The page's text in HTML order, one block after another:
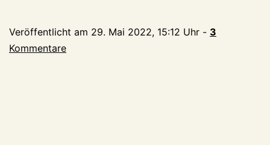
Veröffentlicht am 29. Mai 2022, 15:12 Uhr - 3
Kommentare